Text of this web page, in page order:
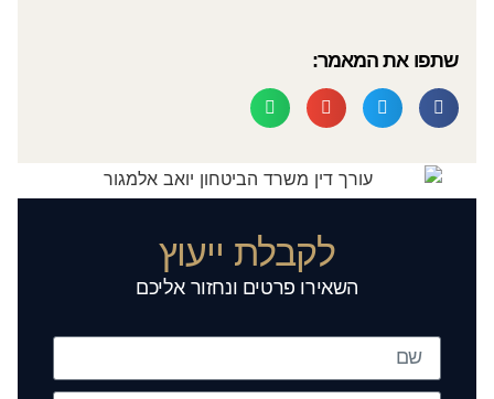
שתפו את המאמר:
לקבלת ייעוץ
השאירו פרטים ונחזור אליכם